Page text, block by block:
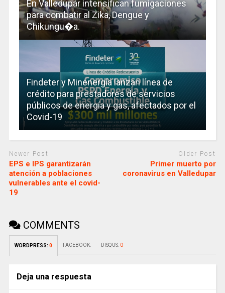
En Valledupar intensifican fumigaciones
para combatir al Zika, Dengue y
Chikungu�a.
Findeter y Minenergía lanzan línea de
crédito para prestadores de servicios
públicos de energía y gas, afectados por el
Covid-19
Newer Post
EPS e IPS garantizarán
atención a poblaciones
vulnerables ante el covid-
19
Older Post
Primer muerto por
coronavirus en Valledupar
COMMENTS
WORDPRESS: 0 FACEBOOK: DISQUS: 0
Deja una respuesta